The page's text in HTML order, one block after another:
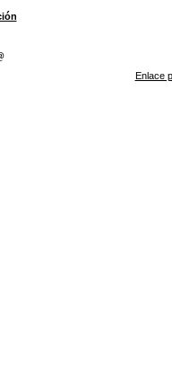
Enlace